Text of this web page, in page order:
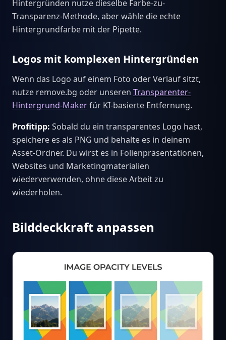
Hintergründen nutze dieselbe Farbe-zu-
Transparenz-Methode, aber wähle die echte
Hintergrundfarbe mit der Pipette.
Logos mit komplexen Hintergründen
Wenn das Logo auf einem Foto oder Verlauf sitzt,
nutze remove.bg oder unseren Transparenter-
Hintergrund-Makerfür KI-basierte Entfernung.
Profitipp: Sobald du ein transparentes Logo hast,
speichere es als PNG und behalte es in deinem
Asset-Ordner. Du wirst es in Folienpräsentationen,
Websites und Marketingmaterialien
wiederverwenden, ohne diese Arbeit zu
wiederholen.
Bilddeckkraft anpassen